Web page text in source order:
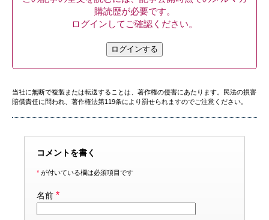
購読歴が必要です。
ログインしてご確認ください。
ログインする
当社に無断で複製または転送することは、著作権の侵害にあたります。民法の損害
賠償責任に問われ、著作権法第119条により罰せられますのでご注意ください。
コメントを書く
* が付いている欄は必須項目です
名前 *